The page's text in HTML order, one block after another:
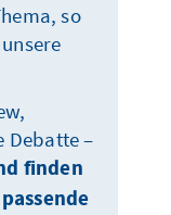
so
Debatte –
finden